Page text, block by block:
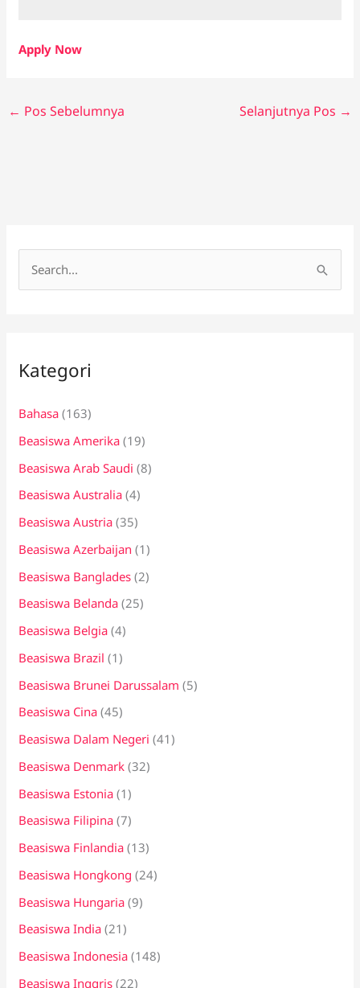
Apply Now
← Pos Sebelumnya Selanjutnya Pos →
u
t
u
k
:
Kategori
Bahasa (163)
Beasiswa Amerika (19)
Beasiswa Arab Saudi (8)
Beasiswa Australia (4)
Beasiswa Austria (35)
Beasiswa Azerbaijan (1)
Beasiswa Banglades (2)
Beasiswa Belanda (25)
Beasiswa Belgia (4)
Beasiswa Brazil (1)
Beasiswa Brunei Darussalam (5)
Beasiswa Cina (45)
Beasiswa Dalam Negeri (41)
Beasiswa Denmark (32)
Beasiswa Estonia (1)
Beasiswa Filipina (7)
Beasiswa Finlandia (13)
Beasiswa Hongkong (24)
Beasiswa Hungaria (9)
Beasiswa India (21)
Beasiswa Indonesia (148)
Beasiswa Inggris (22)